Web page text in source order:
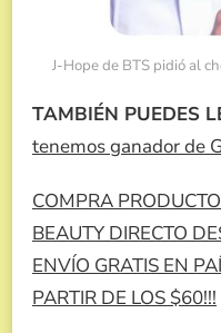
J-Hope de BTS pidió al
TAMBIÉN PUEDES
tenemos ganador de
COMPRA
BEAUTY DIRECTO
ENVÍO GRATIS EN
PARTIR DE LOS $60!!!